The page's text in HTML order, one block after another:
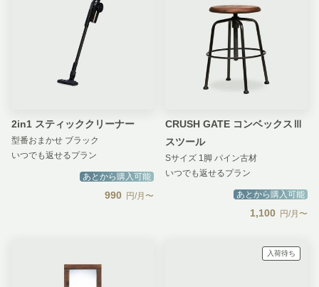
2in1 スティッククリーナー
型番おまかせ ブラック
いつでも返せるプラン
あとから購入可能
990 円/月〜
CRUSH GATE コンベックスⅢ
スツール
Sサイズ 1脚 パイン古材
いつでも返せるプラン
あとから購入可能
1,100 円/月〜
入荷待ち